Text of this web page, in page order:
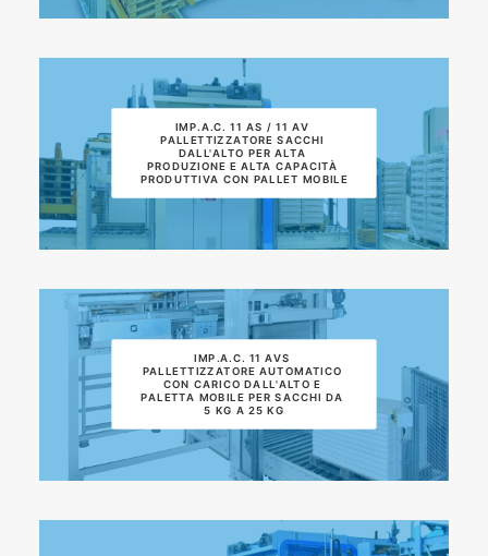
IMP.A.C. 11 AS / 11 AV
PALLETTIZZATORE SACCHI
DALL'ALTO PER ALTA
PRODUZIONE E ALTA CAPACITÀ
PRODUTTIVA CON PALLET MOBILE
IMP.A.C. 11 AVS
PALLETTIZZATORE AUTOMATICO
CON CARICO DALL'ALTO E
PALETTA MOBILE PER SACCHI DA
5 KG A 25 KG